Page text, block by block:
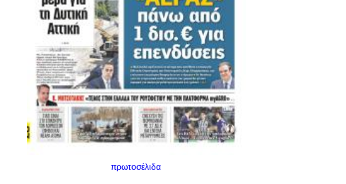
πρωτοσέλιδα